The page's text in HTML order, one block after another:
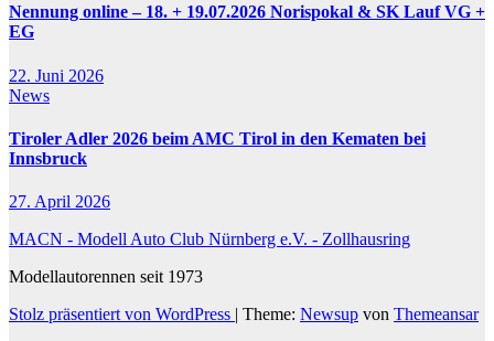
Nennung online – 18. + 19.07.2026 Norispokal & SK Lauf VG +
EG
22. Juni 2026
News
Tiroler Adler 2026 beim AMC Tirol in den Kematen bei
Innsbruck
27. April 2026
MACN - Modell Auto Club Nürnberg e.V. - Zollhausring
Modellautorennen seit 1973
Stolz präsentiert von WordPress | Theme: Newsup von Themeansar